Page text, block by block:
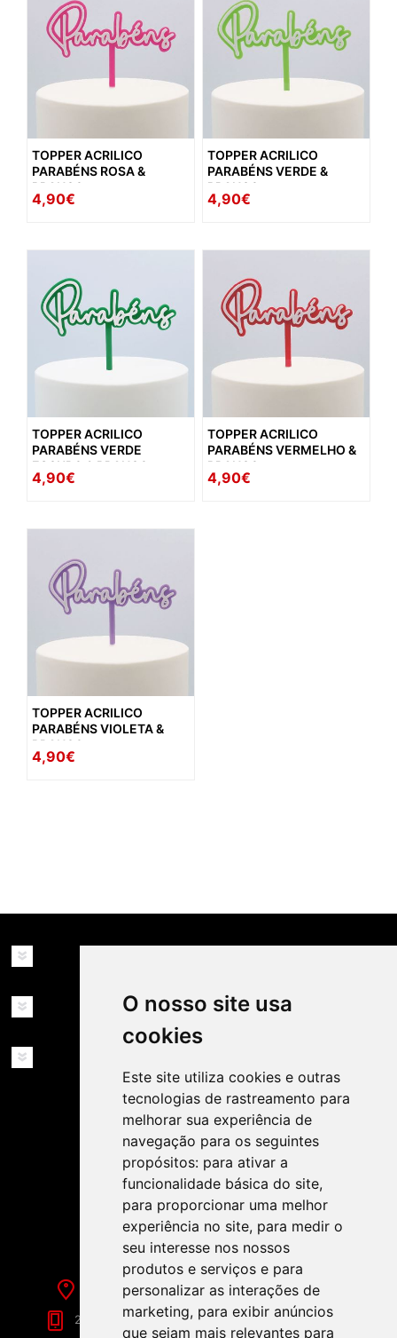
O nosso site usa
cookies
Este site utiliza cookies e outras
tecnologias de rastreamento para
melhorar sua experiência de
navegação para os seguintes
propósitos: para ativar a
funcionalidade básica do site,
para proporcionar uma melhor
experiência no site, para medir o
seu interesse nos nossos
produtos e serviços e para
personalizar as interações de
marketing, para exibir anúncios
que sejam mais relevantes para
TOPPER ACRILICO
PARABÉNS ROSA &
BRANCO
4,90€
TOPPER ACRILICO
PARABÉNS VERDE &
BRANCO
4,90€
TOPPER ACRILICO
PARABÉNS VERDE
ESCURO & BRANCO
4,90€
TOPPER ACRILICO
PARABÉNS VERMELHO &
BRANCO
4,90€
TOPPER ACRILICO
PARABÉNS VIOLETA &
BRANCO
4,90€
MINHA CONTA
SIGA-NOS NAS REDES SOCIAIS!
Rua de Évora, 70-C - Reguengos de Monsaraz
266 040 688 (Chamada para a Rede Fixa Nacional)